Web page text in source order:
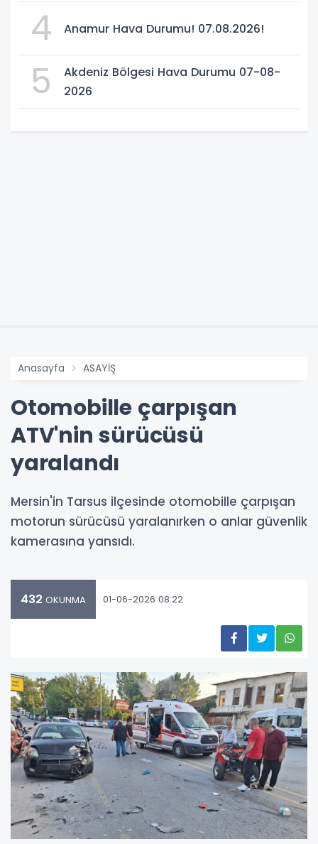
4 Anamur Hava Durumu! 07.08.2026!
5
Akdeniz Bölgesi Hava Durumu 07-08-
2026
Anasayfa ASAYİŞ
Otomobille çarpışan
ATV'nin sürücüsü
yaralandı
Mersin'in Tarsus ilçesinde otomobille çarpışan
motorun sürücüsü yaralanırken o anlar güvenlik
kamerasına yansıdı.
432 OKUNMA 01-06-2026 08:22